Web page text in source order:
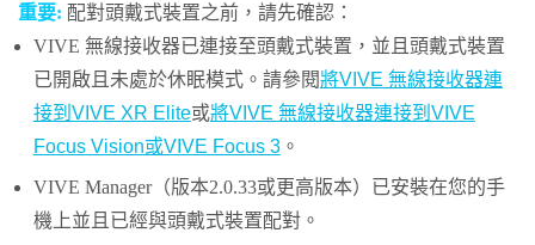
重要: 配對頭戴式裝置之前，請先確認：
VIVE 無線接收器已連接至頭戴式裝置，並且頭戴式裝置
已開啟且未處於休眠模式。請參閱將VIVE 無線接收器連
接到VIVE XR Elite或將VIVE 無線接收器連接到VIVE
Focus Vision或VIVE Focus 3。
VIVE Manager（版本2.0.33或更高版本）已安裝在您的手
機上並且已經與頭戴式裝置配對。